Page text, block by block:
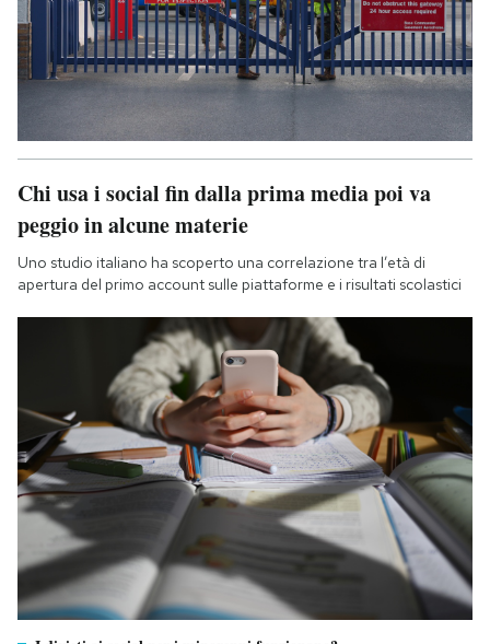
Chi usa i social fin dalla prima media poi va
peggio in alcune materie
Uno studio italiano ha scoperto una correlazione tra l’età di
apertura del primo account sulle piattaforme e i risultati scolastici